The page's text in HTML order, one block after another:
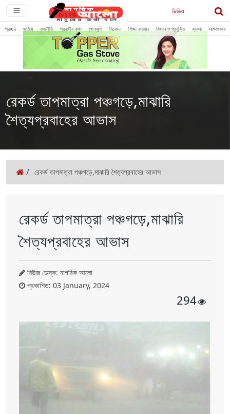
ভিডিও
প্রচ্ছদ জাতীয় রাজনীতি প্রবাসীর কথা খেলাধুলা বিনোদন শিক্ষা বাতায়ন বিজ্ঞান ও প্রযুক্তি ব্যবসা সাক্ষাৎকার
রেকর্ড তাপমাত্রা পঞ্চগড়ে,মাঝারি
শৈত্যপ্রবাহের আভাস
/ রেকর্ড তাপমাত্রা পঞ্চগড়ে,মাঝারি শৈত্যপ্রবাহের আভাস
রেকর্ড তাপমাত্রা পঞ্চগড়ে,মাঝারি
শৈত্যপ্রবাহের আভাস
নিউজ ডেস্ক: নাগরিক আলো
প্রকাশিত: 03 January, 2024
294